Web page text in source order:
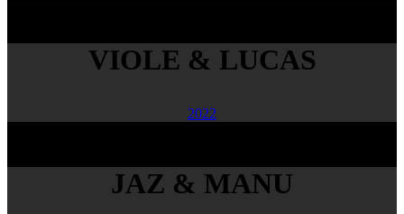
VIOLE & LUCAS
2022
JAZ & MANU